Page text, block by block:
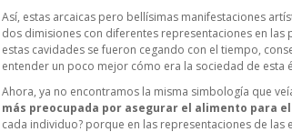
Así, estas arcaicas pero bellísimas manifestaciones
dos dimisiones con diferentes representaciones en las
estas cavidades se fueron cegando con el tiempo,
entender un poco mejor cómo era la sociedad de esta
Ahora, ya no encontramos la misma simbología que
más preocupada por asegurar el alimento para
cada individuo? porque en las representaciones de las